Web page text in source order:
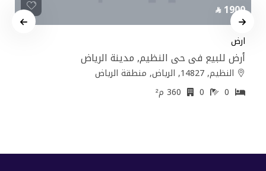
1900
ارض
أرض للبيع في حي النظيم, مدينة الرياض
النظيم, 14827, الرياض, منطقة الرياض